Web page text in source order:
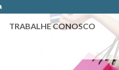
TRABALHE CONOSCO